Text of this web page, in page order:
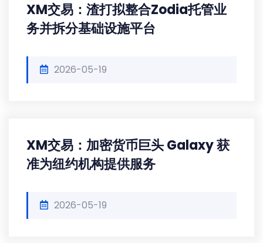
XM交易：渣打拟整合Zodia托管业
务并拆分基础设施平台
2026-05-19
XM交易：加密货币巨头 Galaxy 获
准为纽约机构提供服务
2026-05-19